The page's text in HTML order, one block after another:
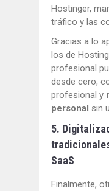
Hostinger,
tráfico y las
Gracias a lo
los de
profesional
desde cero,
profesional y
personal sin
5.
SaaS
Finalmente,